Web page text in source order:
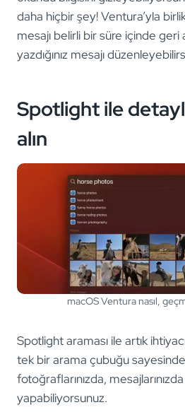
daha hiçbir şey! Ventura’yla
mesajı belirli bir süre içinde geri
yazdığınız mesajı
Spotlight ile
alın
macOS Ventura nasıl,
Spotlight araması ile artık
tek bir arama çubuğu
fotoğraflarınızda,
yapabiliyorsunuz.